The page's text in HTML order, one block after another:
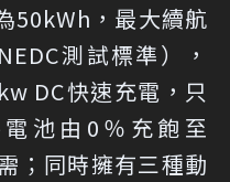
50kWh，最大續航
測試標準），
DC快速充電，只
池由0％充飽至
；同時擁有三種動